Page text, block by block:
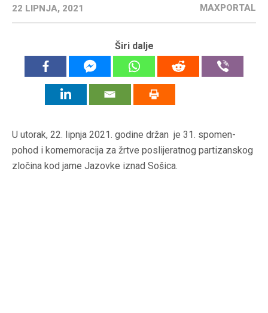
22 LIPNJA, 2021 MAXPORTAL
Širi dalje
U utorak, 22. lipnja 2021. godine držan je 31. spomen-
pohod i komemoracija za žrtve poslijeratnog partizanskog
zločina kod jame Jazovke iznad Sošica.